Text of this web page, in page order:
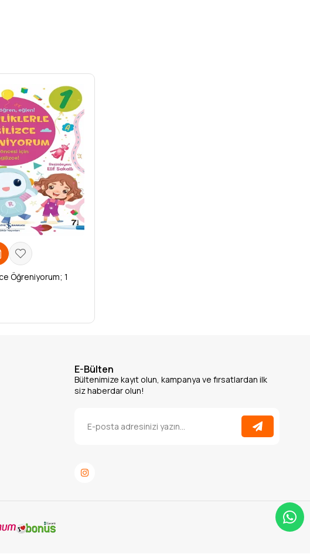
Öğreniyorum; 1
E-Bülten
Bültenimize kayıt olun, kampanya ve fırsatlardan ilk
siz haberdar olun!